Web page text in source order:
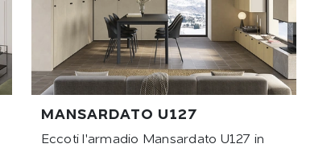
MANSARDATO U127
Eccoti l'armadio Mansardato U127 in